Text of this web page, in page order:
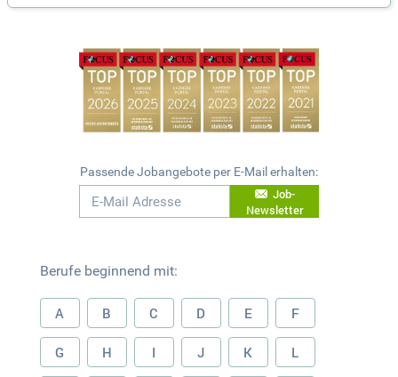
Passende Jobangebote per E-Mail erhalten:
Job-
Newsletter
Berufe beginnend mit:
A B C D E F
G H I J K L